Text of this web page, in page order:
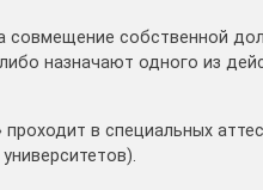
совмещение собственной
назначают одного из
в специальных